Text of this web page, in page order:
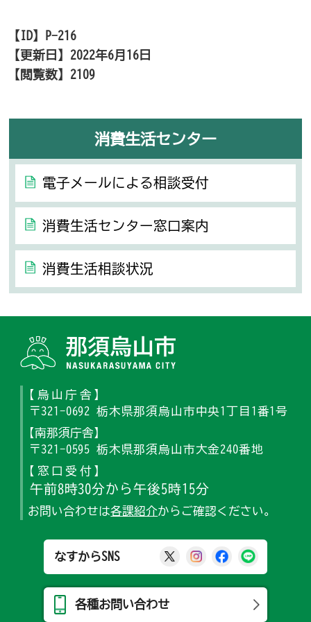
【ID】
P-216
【更新日】 2022年6月16日
【閲覧数】 2109
消費生活センター
電子メールによる相談受付
消費生活センター窓口案内
消費生活相談状況
【烏山庁舎】
〒321-0692 栃木県那須烏山市中央1丁目1番1号
【南那須庁舎】
〒321-0595 栃木県那須烏山市大金240番地
【窓口受付】
午前8時30分から午後5時15分
お問い合わせは各課紹介からご確認ください。
なすからSNS 那須烏山市公式X
那須烏山市公式
那須烏山市
各種お問い合わせ